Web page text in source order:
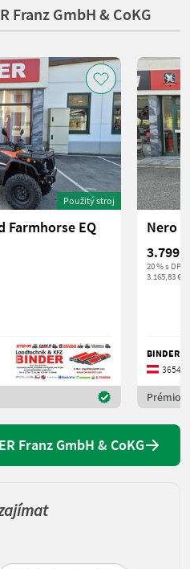
Franz GmbH & CoKG
Použitý stroj
Farmhorse EQ
Nero
3.799 €
20 % s DPH
3.165,83 €
BINDER
3654
Franz GmbH & CoKG